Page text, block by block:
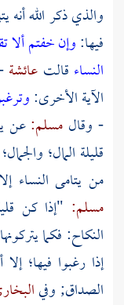
والذي ذكر الله أنه
فيها:وإن خفتم ألا
النساء قالت عائشة
الآية الأخرى:
- وقال مسلم:عن
قليلة المال؛
من يتامى النساء
مسلم: "إذا كن
النكاح: فكما
إذا رغبوا فيها؛
الصداق; وفي